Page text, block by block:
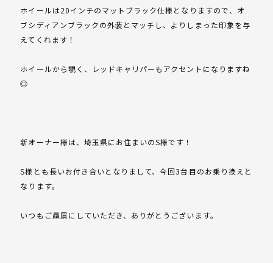
ホイールは20インチのマットブラック仕様となりますので、オ
ブシディアンブラックの外装とマッチし、よりしまった印象を与
えてくれます！
ホイールから覗く、レッドキャリパーもアクセントになりますね
◎
新オーナー様は、埼玉県にお住まいのS様です！
S様とも長いお付き合いとなりまして、今回3台目のお乗り換えと
なります。
いつもご贔屓にしていただき、ありがとうございます。